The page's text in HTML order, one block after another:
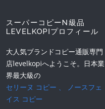
スーパーコピーN級品
LEVELKOPIプロフィール
大人気ブランドコピー通販専門
店levelkopiへようこそ。日本業
界最大級の
セリーヌ コピー
ノースフェ
イス コピー